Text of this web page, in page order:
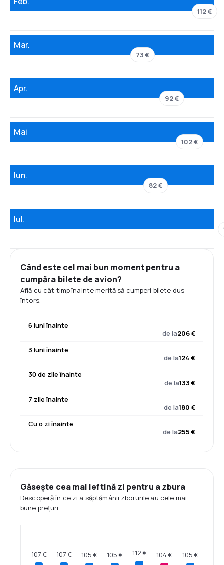
112 €
Mar.
73 €
Apr.
92 €
Mai
102 €
Iun.
82 €
Iul.
Când este cel mai bun moment pentru a
cumpăra bilete de avion?
Află cu cât timp înainte merită să cumperi bilete dus-
întors.
6 luni înainte
de la206 €
3 luni înainte
de la124 €
30 de zile înainte
de la133 €
7 zile înainte
de la180 €
Cu o zi înainte
de la255 €
Găsește cea mai ieftină zi pentru a zbura
Descoperă în ce zi a săptămânii zborurile au cele mai
bune prețuri
107 € 107 € 105 € 105 € 112 € 104 € 105 €